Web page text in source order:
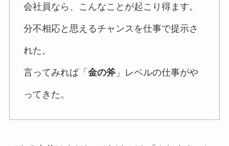
会社員なら、こんなことが起こり得ます。
分不相応と思えるチャンスを仕事で提示さ
れた。
言ってみれば「 金の斧」レベルの仕事がや
ってきた。